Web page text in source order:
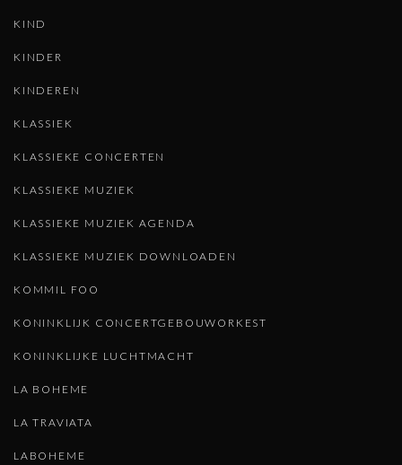
KIND
KINDER
KINDEREN
KLASSIEK
KLASSIEKE CONCERTEN
KLASSIEKE MUZIEK
KLASSIEKE MUZIEK AGENDA
KLASSIEKE MUZIEK DOWNLOADEN
KOMMIL FOO
KONINKLIJK CONCERTGEBOUWORKEST
KONINKLIJKE LUCHTMACHT
LA BOHEME
LA TRAVIATA
LABOHEME